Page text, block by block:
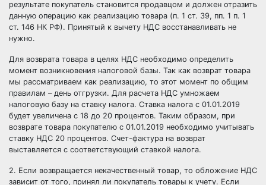
результате покупатель становится продавцом и должен отразить
данную операцию как реализацию товара (п. 1 ст. 39, пп. 1 п. 1
ст. 146 НК РФ). Принятый к вычету НДС восстанавливать не
нужно.
Для возврата товара в целях НДС необходимо определить
момент возникновения налоговой базы. Так как возврат товара
мы рассматриваем как реализацию, то этот момент по общим
правилам – день отгрузки. Для расчета НДС умножаем
налоговую базу на ставку налога. Ставка налога с 01.01.2019
будет увеличена с 18 до 20 процентов. Таким образом, при
возврате товара покупателю с 01.01.2019 необходимо учитывать
ставку НДС 20 процентов. Счет-фактура на возврат
выставляется с соответствующий ставкой налога.
2. Если возвращается некачественный товар, то обложение НДС
зависит от того, принял ли покупатель товары к учету. Если